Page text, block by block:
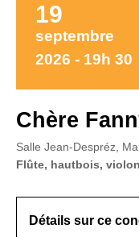
19
septembre
2026 - 19h 30
Chère
Salle Jean-Despréz,
Flûte, hautbois,
Détails sur ce